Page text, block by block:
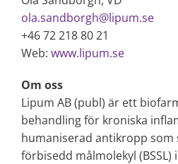
ola.sandborgh@lipum.se
+46 72 218 80 21
Web: www.lipum.se
Om oss
Lipum AB (publ) är ett
behandling för kroniska
humaniserad antikropp som
förbisedd målmolekyl